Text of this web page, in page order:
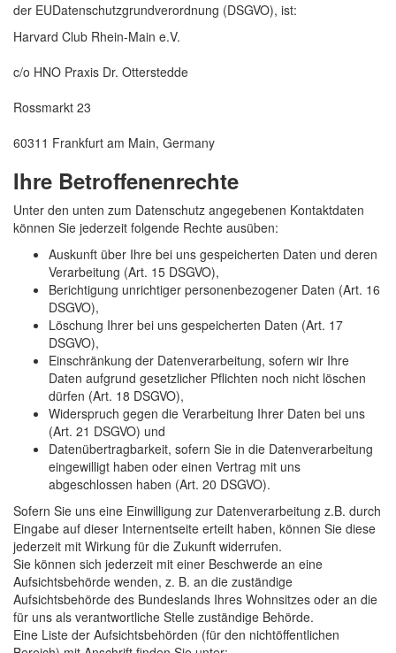
der EUDatenschutzgrundverordnung (DSGVO), ist:
Harvard Club Rhein-Main e.V.
c/o HNO Praxis Dr. Otterstedde
Rossmarkt 23
60311 Frankfurt am Main, Germany
Ihre Betroffenenrechte
Unter den unten zum Datenschutz angegebenen Kontaktdaten
können Sie jederzeit folgende Rechte ausüben:
Auskunft über Ihre bei uns gespeicherten Daten und deren
Verarbeitung (Art. 15 DSGVO),
Berichtigung unrichtiger personenbezogener Daten (Art. 16
DSGVO),
Löschung Ihrer bei uns gespeicherten Daten (Art. 17
DSGVO),
Einschränkung der Datenverarbeitung, sofern wir Ihre
Daten aufgrund gesetzlicher Pflichten noch nicht löschen
dürfen (Art. 18 DSGVO),
Widerspruch gegen die Verarbeitung Ihrer Daten bei uns
(Art. 21 DSGVO) und
Datenübertragbarkeit, sofern Sie in die Datenverarbeitung
eingewilligt haben oder einen Vertrag mit uns
abgeschlossen haben (Art. 20 DSGVO).
Sofern Sie uns eine Einwilligung zur Datenverarbeitung z.B. durch
Eingabe auf dieser Internentseite erteilt haben, können Sie diese
jederzeit mit Wirkung für die Zukunft widerrufen.
Sie können sich jederzeit mit einer Beschwerde an eine
Aufsichtsbehörde wenden, z. B. an die zuständige
Aufsichtsbehörde des Bundeslands Ihres Wohnsitzes oder an die
für uns als verantwortliche Stelle zuständige Behörde.
Eine Liste der Aufsichtsbehörden (für den nichtöffentlichen